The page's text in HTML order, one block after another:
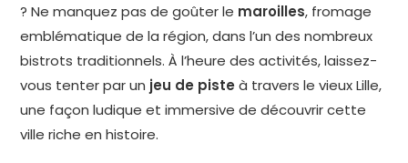
? Ne manquez pas de goûter le maroilles, fromage
emblématique de la région, dans l’un des nombreux
bistrots traditionnels. À l’heure des activités, laissez-
vous tenter par un jeu de piste à travers le vieux Lille,
une façon ludique et immersive de découvrir cette
ville riche en histoire.